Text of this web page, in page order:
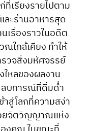
ที่เรียงรายไปตาม
ะร้านอาหารสุด
เรื่องราวในอดีต
ณใกล้เคียง ทำให้
วจสิ่งมหัศจรรย์
ใหลของผลงาน
สบการณ์ที่ดื่มด่ำ
สู่โลกที่ความสง่า
วยจิตวิญญาณแห่ง